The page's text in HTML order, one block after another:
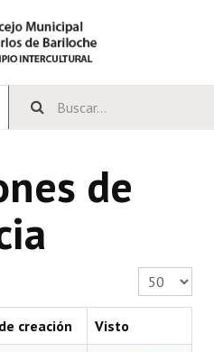
de
Cantidad a
creación Visto